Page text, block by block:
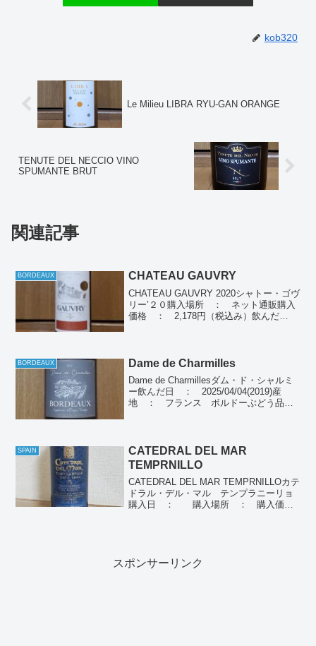
kob320
Le Milieu LIBRA RYU-GAN ORANGE
TENUTE DEL NECCIO VINO
SPUMANTE BRUT
関連記事
BORDEAUX CHATEAU GAUVRY
CHATEAU GAUVRY 2020シャトー・ゴヴ
リー’２０購入場所 ： ネット通販購入
価格 ： 2,178円（税込み）飲んだ
BORDEAUX Dame de Charmilles
Dame de Charmillesダム・ド・シャルミ
ー飲んだ日 ： 2025/04/04(2019)産
地 ： フランス ボルドーぶどう品
SPAIN
CATEDRAL DEL MAR
TEMPRNILLO
CATEDRAL DEL MAR TEMPRNILLOカテ
ドラル・デル・マル テンプラニーリョ
購入日 ： 購入場所 ： 購入価
スポンサーリンク